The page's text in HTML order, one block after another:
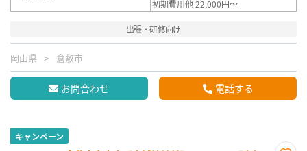
初期費用他 22,000円～
出張・研修向け
岡山県 倉敷市
お問合わせ 電話する
キャンペーン